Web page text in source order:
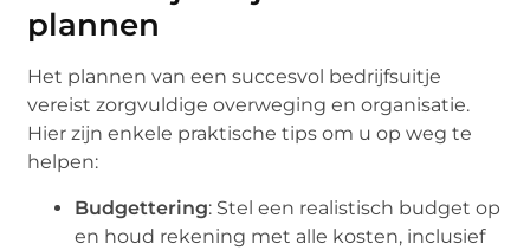
plannen
Het plannen van een succesvol bedrijfsuitje
vereist zorgvuldige overweging en organisatie.
Hier zijn enkele praktische tips om u op weg te
helpen:
Budgettering: Stel een realistisch budget op
en houd rekening met alle kosten, inclusief